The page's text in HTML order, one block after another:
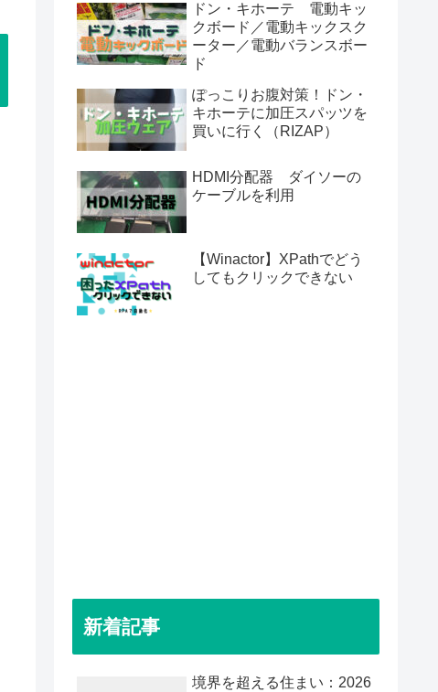
ドン・キホーテ 電動キッ
クボード／電動キックスク
ーター／電動バランスボー
ド
ぽっこりお腹対策！ドン・
キホーテに加圧スパッツを
買いに行く（RIZAP）
HDMI分配器 ダイソーの
ケーブルを利用
【Winactor】XPathでどう
してもクリックできない
新着記事
境界を超える住まい：2026